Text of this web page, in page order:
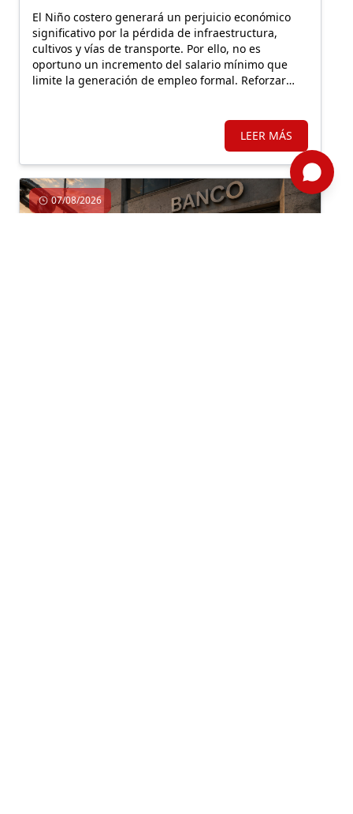
VULNERABLE
El Niño costero generará un perjuicio económico
significativo por la pérdida de infraestructura,
cultivos y vías de transporte. Por ello, no es
oportuno un incremento del salario mínimo que
limite la generación de empleo formal. Reforzar
en simultáneo, avanzar en obras de prevención.
LEER MÁS
07/08/2026